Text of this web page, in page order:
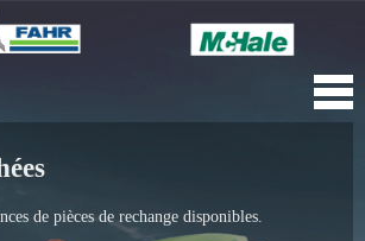
de pièces de rechange disponibles.